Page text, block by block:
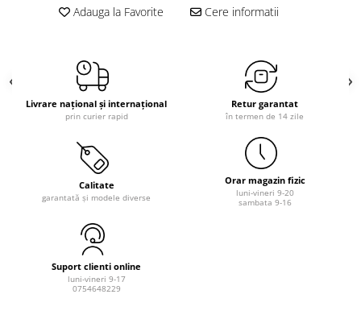
Adauga la Favorite Cere informatii
Livrare național și internațional
prin curier rapid
Retur garantat
în termen de 14 zile
Calitate
garantată și modele diverse
Orar magazin fizic
luni-vineri 9-20
sambata 9-16
Suport clienti online
luni-vineri 9-17
0754648229